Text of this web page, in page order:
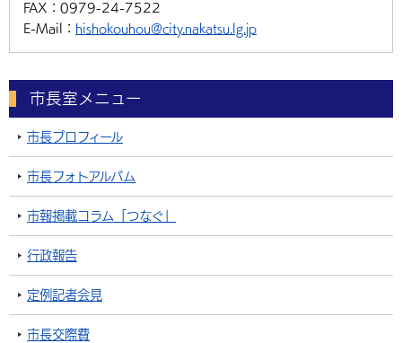
FAX： 0979-24-7522
E-Mail： hishokouhou@city.nakatsu.lg.jp
市長室メニュー
市長プロフィール
市長フォトアルバム
市報掲載コラム「つなぐ」
行政報告
定例記者会見
市長交際費